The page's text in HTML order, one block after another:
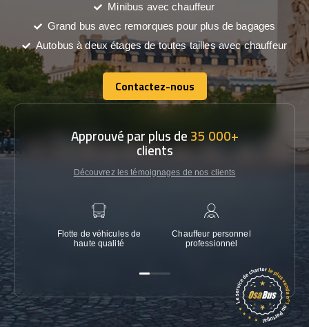
Minibus avec chauffeur
Grand bus avec remorques pour plus de bagages
Autobus à deux étages de toutes tailles avec chauffeur
Contactez-nous
Contactez-nous
Approuvé par plus de35 000+
clients
Découvrez les témoignages de nos clients
Flotte de véhicules de
haute qualité
Chauffeur personnel
professionnel